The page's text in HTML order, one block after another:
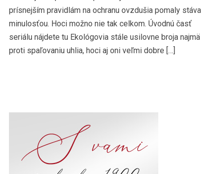
prísnejším pravidlám na ochranu ovzdušia pomaly stáva
minulosťou. Hoci možno nie tak celkom. Úvodnú časť
seriálu nájdete tu Ekológovia stále usilovne broja najmä
proti spaľovaniu uhlia, hoci aj oni veľmi dobre […]